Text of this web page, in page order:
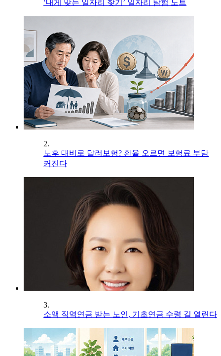
‘내게 맞는 일자리 찾기’ 일자리 탐험 노트
2.
노후 대비로 달러보험? 환율 오르면 보험료 부담
커진다
3.
소액 직역연금 받는 노인, 기초연금 수령 길 열린다